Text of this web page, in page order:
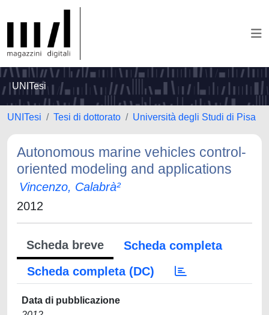
UNITesi
UNITesi Tesi di dottorato Università degli Studi di Pisa
Autonomous marine vehicles control-
oriented modeling and applications
Vincenzo, Calabrà²
2012
Scheda breve
Scheda completa
Scheda completa (DC)
Data di pubblicazione